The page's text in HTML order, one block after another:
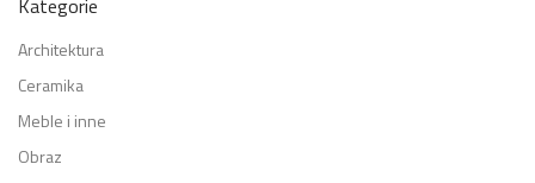
Kategorie
Architektura
Ceramika
Meble i inne
Obraz